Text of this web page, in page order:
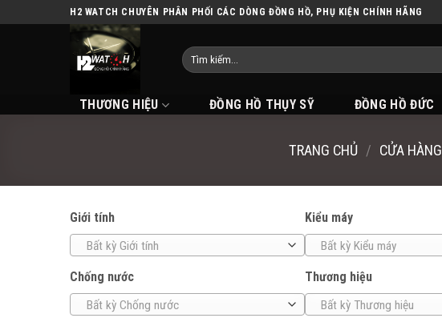
H2 WATCH CHUYÊN PHÂN PHỐI CÁC DÒNG ĐỒNG HỒ, PHỤ KIỆN CHÍNH HÃNG
THƯƠNG HIỆU ĐỒNG HỒ THỤY SỸ ĐỒNG HỒ ĐỨC
TRANG CHỦ / CỬA HÀNG
Giới tính
Bất kỳ Giới tính
Kiểu máy
Bất kỳ Kiểu máy
Chống nước
Bất kỳ Chống nước
Thương hiệu
Bất kỳ Thương hiệu